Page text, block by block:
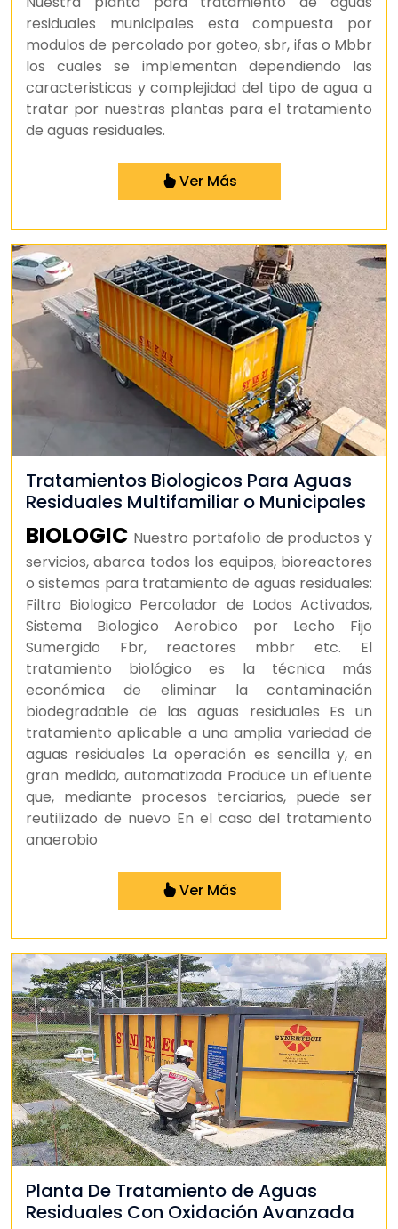
residuales municipales esta compuesta por
modulos de percolado por goteo, sbr, ifas o Mbbr
los cuales se implementan dependiendo las
caracteristicas y complejidad del tipo de agua a
tratar por nuestras plantas para el tratamiento
de aguas residuales.
Ver Más
Tratamientos Biologicos Para Aguas
Residuales Multifamiliar o Municipales
BIOLOGIC Nuestro portafolio de productos y
servicios, abarca todos los equipos, bioreactores
o sistemas para tratamiento de aguas residuales:
Filtro Biologico Percolador de Lodos Activados,
Sistema Biologico Aerobico por Lecho Fijo
Sumergido Fbr, reactores mbbr etc. El
tratamiento biológico es la técnica más
económica de eliminar la contaminación
biodegradable de las aguas residuales Es un
tratamiento aplicable a una amplia variedad de
aguas residuales La operación es sencilla y, en
gran medida, automatizada Produce un efluente
que, mediante procesos terciarios, puede ser
reutilizado de nuevo En el caso del tratamiento
anaerobio
Ver Más
Planta De Tratamiento de Aguas
Residuales Con Oxidación Avanzada